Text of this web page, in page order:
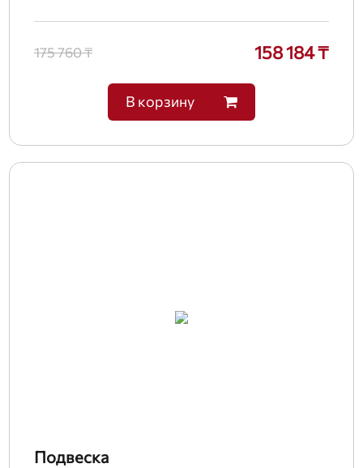
175 760 ₸ 158 184 ₸
В корзину
Подвеска